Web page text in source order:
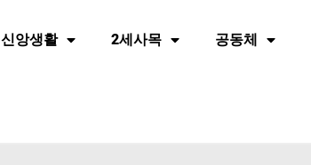
신앙생활 2세사목 공동체